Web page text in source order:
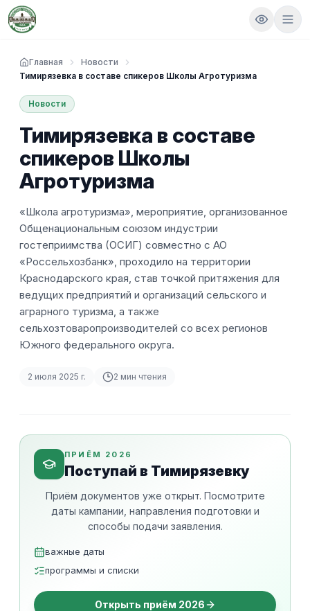
Главная
Новости
Тимирязевка в составе спикеров Школы Агротуризма
Новости
Тимирязевка в составе
спикеров Школы
Агротуризма
«Школа агротуризма», мероприятие, организованное
Общенациональным союзом индустрии
гостеприимства (ОСИГ) совместно с АО
«Россельхозбанк», проходило на территории
Краснодарского края, став точкой притяжения для
ведущих предприятий и организаций сельского и
аграрного туризма, а также
сельхозтоваропроизводителей со всех регионов
Южного федерального округа.
2 июля 2025 г. 2 мин чтения
ПРИЁМ 2026
Поступай в Тимирязевку
Приём документов уже открыт. Посмотрите
даты кампании, направления подготовки и
способы подачи заявления.
важные даты
программы и списки
Открыть приём 2026